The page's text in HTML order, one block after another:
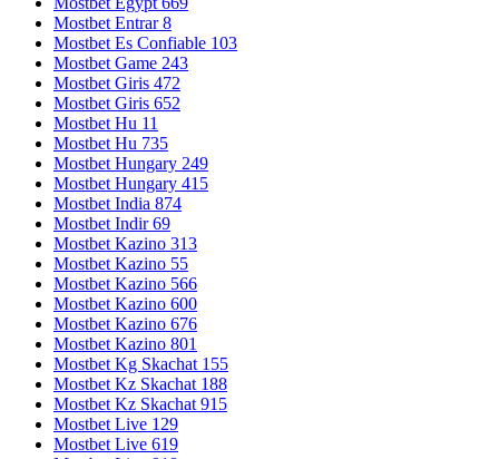
Mostbet Entrar 8
Mostbet Es Confiable 103
Mostbet Game 243
Mostbet Giris 472
Mostbet Giris 652
Mostbet Hu 11
Mostbet Hu 735
Mostbet Hungary 249
Mostbet Hungary 415
Mostbet India 874
Mostbet Indir 69
Mostbet Kazino 313
Mostbet Kazino 55
Mostbet Kazino 566
Mostbet Kazino 600
Mostbet Kazino 676
Mostbet Kazino 801
Mostbet Kg Skachat 155
Mostbet Kz Skachat 188
Mostbet Kz Skachat 915
Mostbet Live 129
Mostbet Live 619